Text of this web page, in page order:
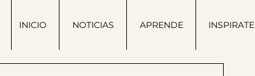
INICIO NOTICIAS APRENDE INSPIRATE